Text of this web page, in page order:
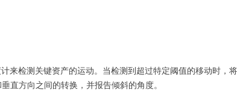
来检测关键资产的运动。当检测到超过特定阈值的移动时，
直方向之间的转换，并报告倾斜的角度。